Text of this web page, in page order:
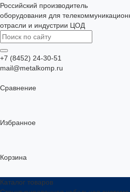
Российский производитель
оборудования для
отрасли и индустрии ЦОД
+7 (8452) 24-30-51
mail@metalkomp.ru
Сравнение
Избранное
Корзина
Каталог товаров